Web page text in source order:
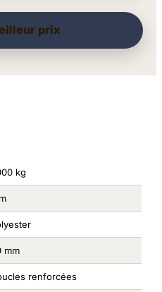
prix
kg
mm
renforcées